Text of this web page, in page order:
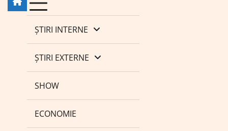
ȘTIRI INTERNE
ȘTIRI EXTERNE
SHOW
ECONOMIE